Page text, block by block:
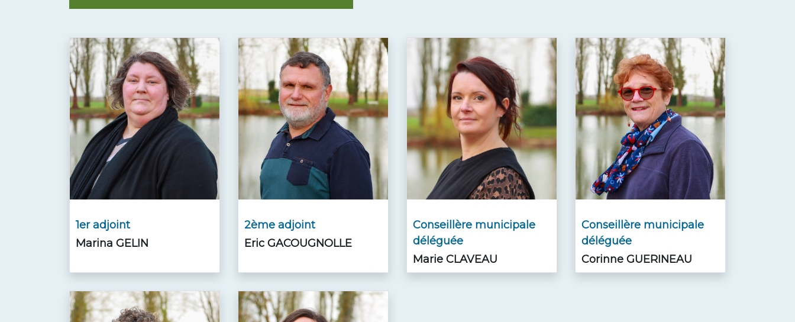
1er adjoint
Marina GELIN
2ème adjoint
Eric GACOUGNOLLE
Conseillère municipale
déléguée
Marie CLAVEAU
Conseillère municipale
déléguée
Corinne GUERINEAU